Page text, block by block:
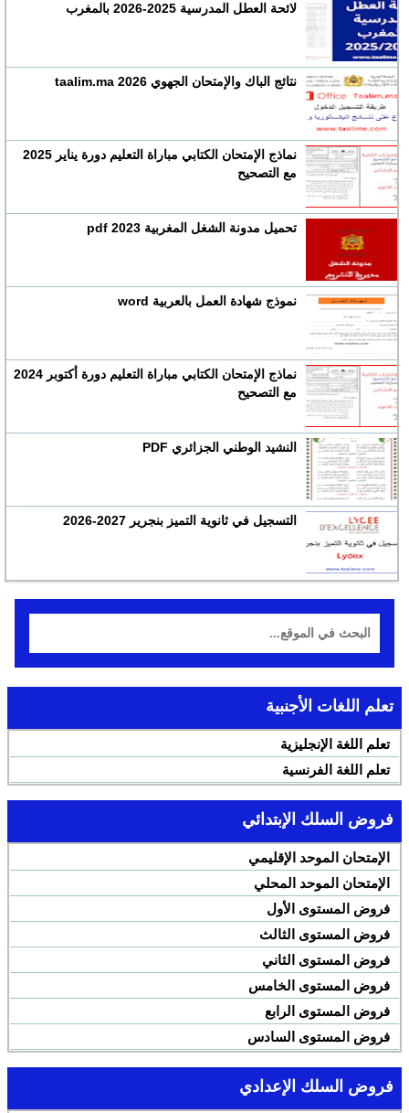
لائحة العطل المدرسية 2025-2026 بالمغرب
نتائج الباك والإمتحان الجهوي 2026 taalim.ma
نماذج الإمتحان الكتابي مباراة التعليم دورة يناير 2025
مع التصحيح
تحميل مدونة الشغل المغربية 2023 pdf
نموذج شهادة العمل بالعربية word
نماذج الإمتحان الكتابي مباراة التعليم دورة أكتوبر 2024
مع التصحيح
النشيد الوطني الجزائري PDF
التسجيل في ثانوية التميز بنجرير 2027-2026
تعلم اللغات الأجنبية
تعلم اللغة الإنجليزية
تعلم اللغة الفرنسية
فروض السلك الإبتدائي
الإمتحان الموحد الإقليمي
الإمتحان الموحد المحلي
فروض المستوى الأول
فروض المستوى الثالث
فروض المستوى الثاني
فروض المستوى الخامس
فروض المستوى الرابع
فروض المستوى السادس
فروض السلك الإعدادي